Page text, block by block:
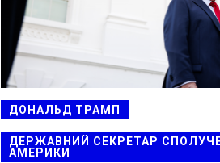
ДОНАЛЬД ТРАМП
ДЕРЖАВНИЙ СЕКРЕТАР
АМЕРИКИ